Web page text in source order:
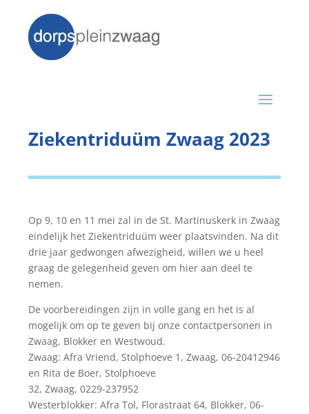
Ziekentriduüm Zwaag 2023
Op 9, 10 en 11 mei zal in de St. Martinuskerk in Zwaag
eindelijk het Ziekentriduüm weer plaatsvinden. Na dit
drie jaar gedwongen afwezigheid, willen we u heel
graag de gelegenheid geven om hier aan deel te
nemen.
De voorbereidingen zijn in volle gang en het is al
mogelijk om op te geven bij onze contactpersonen in
Zwaag, Blokker en Westwoud.
Zwaag: Afra Vriend, Stolphoeve 1, Zwaag, 06-20412946
en Rita de Boer, Stolphoeve
32, Zwaag, 0229-237952
Westerblokker: Afra Tol, Florastraat 64, Blokker, 06-